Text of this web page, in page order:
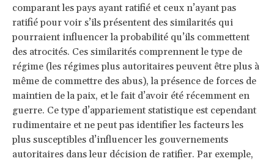
comparant les pays ayant ratifié et ceux n’ayant pas
ratifié pour voir s’ils présentent des similarités qui
pourraient influencer la probabilité qu’ils commettent
des atrocités. Ces similarités comprennent le type de
régime (les régimes plus autoritaires peuvent être plus à
même de commettre des abus), la présence de forces de
maintien de la paix, et le fait d’avoir été récemment en
guerre. Ce type d’appariement statistique est cependant
rudimentaire et ne peut pas identifier les facteurs les
plus susceptibles d’influencer les gouvernements
autoritaires dans leur décision de ratifier. Par exemple,